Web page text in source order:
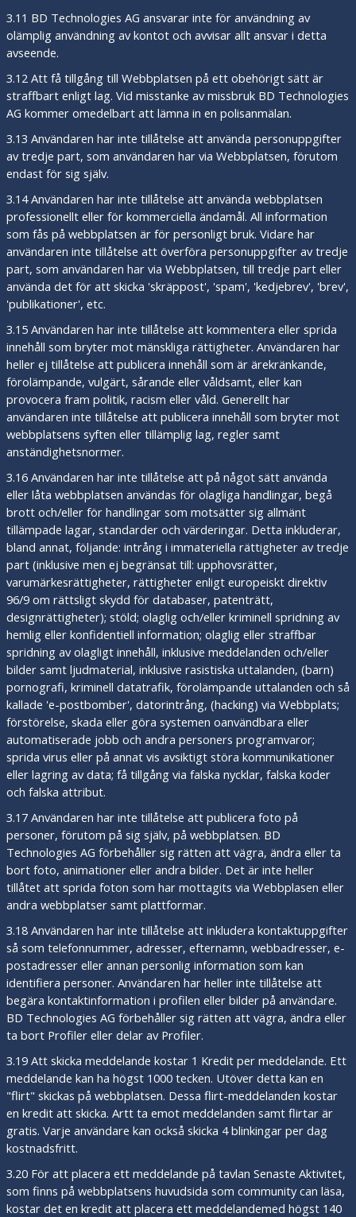
3.11 BD Technologies AG ansvarar inte för användning av
olämplig användning av kontot och avvisar allt ansvar i detta
avseende.
3.12 Att få tillgång till Webbplatsen på ett obehörigt sätt är
straffbart enligt lag. Vid misstanke av missbruk BD Technologies
AG kommer omedelbart att lämna in en polisanmälan.
3.13 Användaren har inte tillåtelse att använda personuppgifter
av tredje part, som användaren har via Webbplatsen, förutom
endast för sig själv.
3.14 Användaren har inte tillåtelse att använda webbplatsen
professionellt eller för kommerciella ändamål. All information
som fås på webbplatsen är för personligt bruk. Vidare har
användaren inte tillåtelse att överföra personuppgifter av tredje
part, som användaren har via Webbplatsen, till tredje part eller
använda det för att skicka 'skräppost', 'spam', 'kedjebrev', 'brev',
'publikationer', etc.
3.15 Användaren har inte tillåtelse att kommentera eller sprida
innehåll som bryter mot mänskliga rättigheter. Användaren har
heller ej tillåtelse att publicera innehåll som är ärekränkande,
förolämpande, vulgärt, sårande eller våldsamt, eller kan
provocera fram politik, racism eller våld. Generellt har
användaren inte tillåtelse att publicera innehåll som bryter mot
webbplatsens syften eller tillämplig lag, regler samt
anständighetsnormer.
3.16 Användaren har inte tillåtelse att på något sätt använda
eller låta webbplatsen användas för olagliga handlingar, begå
brott och/eller för handlingar som motsätter sig allmänt
tillämpade lagar, standarder och värderingar. Detta inkluderar,
bland annat, följande: intrång i immateriella rättigheter av tredje
part (inklusive men ej begränsat till: upphovsrätter,
varumärkesrättigheter, rättigheter enligt europeiskt direktiv
96/9 om rättsligt skydd för databaser, patenträtt,
designrättigheter); stöld; olaglig och/eller kriminell spridning av
hemlig eller konfidentiell information; olaglig eller straffbar
spridning av olagligt innehåll, inklusive meddelanden och/eller
bilder samt ljudmaterial, inklusive rasistiska uttalanden, (barn)
pornografi, kriminell datatrafik, förolämpande uttalanden och så
kallade 'e-postbomber', datorintrång, (hacking) via Webbplats;
förstörelse, skada eller göra systemen oanvändbara eller
automatiserade jobb och andra personers programvaror;
sprida virus eller på annat vis avsiktigt störa kommunikationer
eller lagring av data; få tillgång via falska nycklar, falska koder
och falska attribut.
3.17 Användaren har inte tillåtelse att publicera foto på
personer, förutom på sig själv, på webbplatsen. BD
Technologies AG förbehåller sig rätten att vägra, ändra eller ta
bort foto, animationer eller andra bilder. Det är inte heller
tillåtet att sprida foton som har mottagits via Webbplasen eller
andra webbplatser samt plattformar.
3.18 Användaren har inte tillåtelse att inkludera kontaktuppgifter
så som telefonnummer, adresser, efternamn, webbadresser, e-
postadresser eller annan personlig information som kan
identifiera personer. Användaren har heller inte tillåtelse att
begära kontaktinformation i profilen eller bilder på användare.
BD Technologies AG förbehåller sig rätten att vägra, ändra eller
ta bort Profiler eller delar av Profiler.
3.19 Att skicka meddelande kostar 1 Kredit per meddelande. Ett
meddelande kan ha högst 1000 tecken. Utöver detta kan en
"flirt" skickas på webbplatsen. Dessa flirt-meddelanden kostar
en kredit att skicka. Artt ta emot meddelanden samt flirtar är
gratis. Varje användare kan också skicka 4 blinkingar per dag
kostnadsfritt.
3.20 För att placera ett meddelande på tavlan Senaste Aktivitet,
som finns på webbplatsens huvudsida som community can läsa,
kostar det en kredit att placera ett meddelandemed högst 140